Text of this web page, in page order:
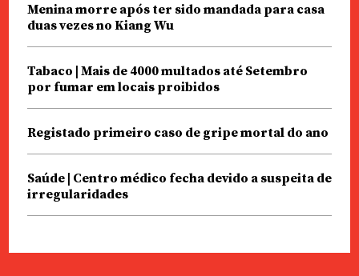
Menina morre após ter sido mandada para casa
duas vezes no Kiang Wu
Tabaco | Mais de 4000 multados até Setembro
por fumar em locais proibidos
Registado primeiro caso de gripe mortal do ano
Saúde | Centro médico fecha devido a suspeita de
irregularidades